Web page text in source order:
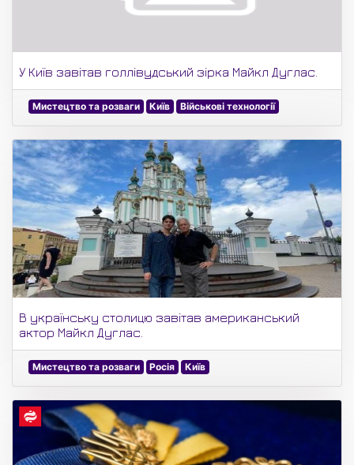
У Київ завітав голлівудський зірка Майкл Дуглас.
Мистецтво та розваги Київ Військові технології
В українську столицю завітав американський
актор Майкл Дуглас.
Мистецтво та розваги Росія Київ